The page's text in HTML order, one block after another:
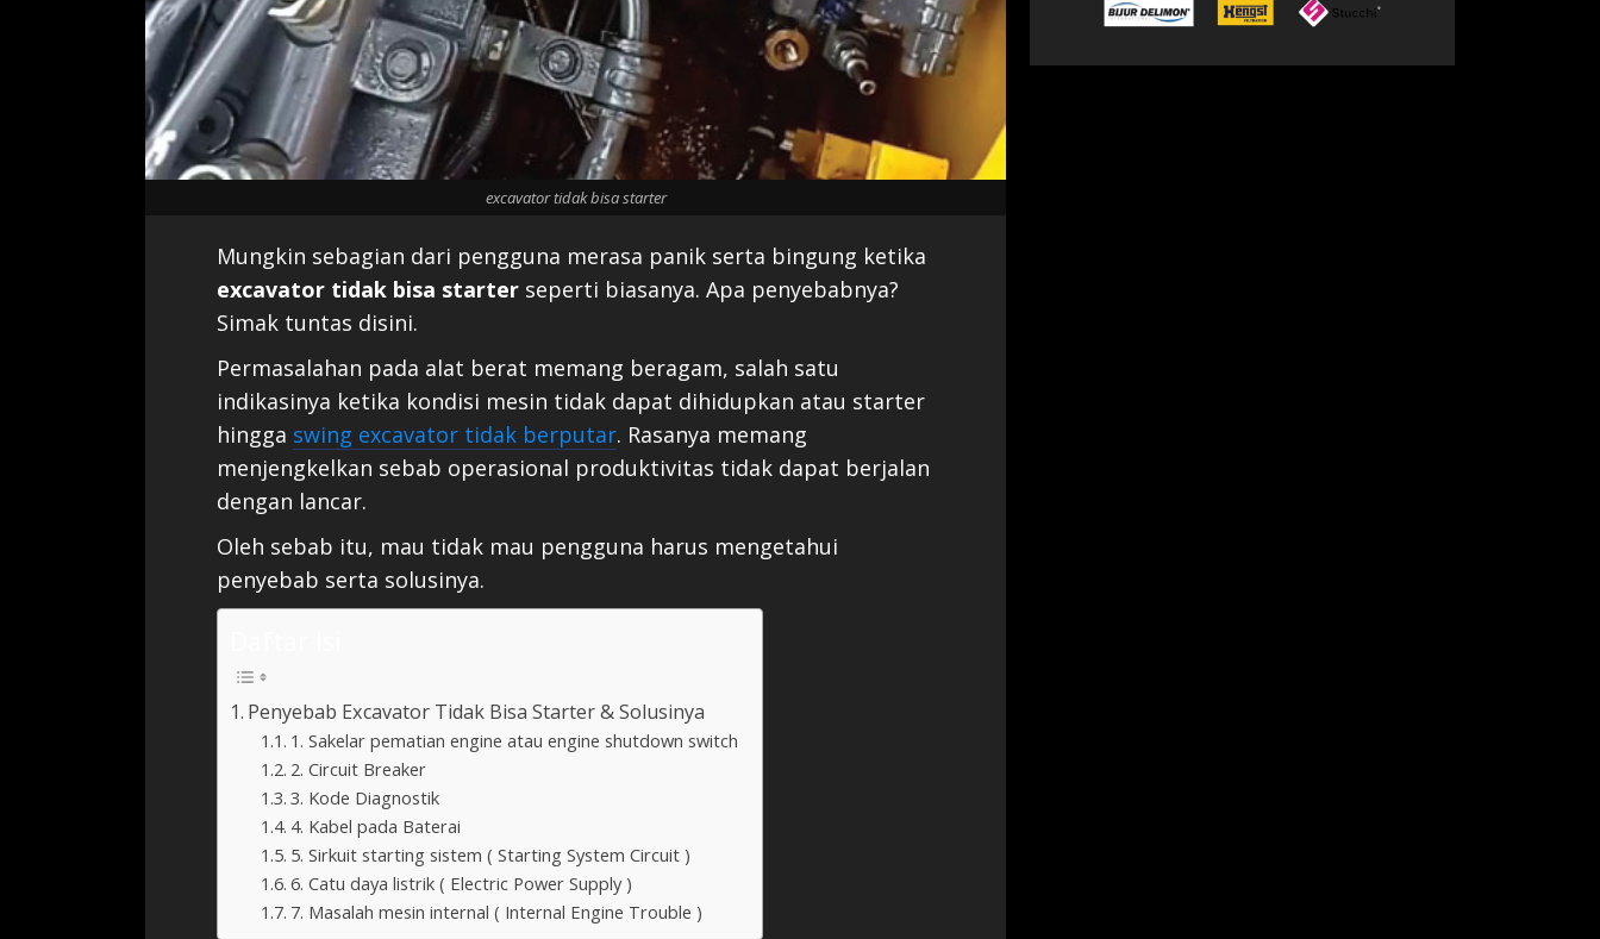
excavator tidak bisa starter
Mungkin sebagian dari pengguna merasa panik serta bingung ketika
excavator tidak bisa starter seperti biasanya. Apa penyebabnya?
Simak tuntas disini.
Permasalahan pada alat berat memang beragam, salah satu
indikasinya ketika kondisi mesin tidak dapat dihidupkan atau starter
hingga swing excavator tidak berputar. Rasanya memang
menjengkelkan sebab operasional produktivitas tidak dapat berjalan
dengan lancar.
Oleh sebab itu, mau tidak mau pengguna harus mengetahui
penyebab serta solusinya.
Penyebab Excavator Tidak Bisa Starter & Solusinya
1. Sakelar pematian engine atau engine shutdown switch
2. Circuit Breaker
3. Kode Diagnostik
4. Kabel pada Baterai
5. Sirkuit starting sistem ( Starting System Circuit )
6. Catu daya listrik ( Electric Power Supply )
7. Masalah mesin internal ( Internal Engine Trouble )